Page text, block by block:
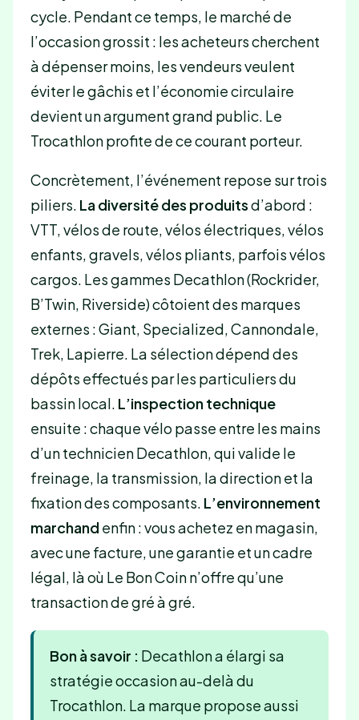
cycle. Pendant ce temps, le marché de
l’occasion grossit : les acheteurs cherchent
à dépenser moins, les vendeurs veulent
éviter le gâchis et l’économie circulaire
devient un argument grand public. Le
Trocathlon profite de ce courant porteur.
Concrètement, l’événement repose sur trois
piliers. La diversité des produitsd’abord :
VTT, vélos de route, vélos électriques, vélos
enfants, gravels, vélos pliants, parfois vélos
cargos. Les gammes Decathlon (Rockrider,
B’Twin, Riverside) côtoient des marques
externes : Giant, Specialized, Cannondale,
Trek, Lapierre. La sélection dépend des
dépôts effectués par les particuliers du
bassin local. L’inspection technique
ensuite : chaque vélo passe entre les mains
d’un technicien Decathlon, qui valide le
freinage, la transmission, la direction et la
fixation des composants. L’environnement
marchandenfin : vous achetez en magasin,
avec une facture, une garantie et un cadre
légal, là où Le Bon Coin n’offre qu’une
transaction de gré à gré.
Bon à savoir : Decathlon a élargi sa
stratégie occasion au-delà du
Trocathlon. La marque propose aussi